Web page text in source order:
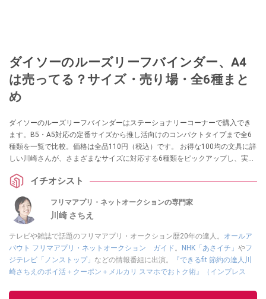
ダイソーのルーズリーフバインダー、A4
は売ってる？サイズ・売り場・全6種まと
め
ダイソーのルーズリーフバインダーはステーショナリーコーナーで購入でき
ます。B5・A5対応の定番サイズから推し活向けのコンパクトタイプまで全6
種類を一覧で比較。価格は全品110円（税込）です。 お得な100均の文具に詳
しい川崎さんが、さまざまなサイズに対応する6種類をピックアップし、実際
イチオシスト
フリマアプリ・ネットオークションの専門家
川崎 さちえ
テレビや雑誌で話題のフリマアプリ・オークション歴20年の達人。 オールア
バウト フリマアプリ・ネットオークション ガイド。 NHK「あさイチ」 やフ
ジテレビ「ノンストップ」 などの情報番組に出演。
『できるfit 節約の達人川
崎さちえのポイ活＋クーポン＋メルカリ スマホでおトク術』（インプレス
的に稼ぐ！』（翔泳社刊）